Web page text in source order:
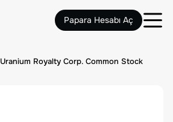
Papara Hesabı Aç
Uranium Royalty Corp. Common Stock